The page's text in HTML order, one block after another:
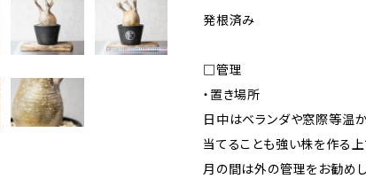
発根済み
□管理
・置き場所
日中はベランダや窓際等温
当てることも強い株を作る
月の間は外の管理をお勧めし